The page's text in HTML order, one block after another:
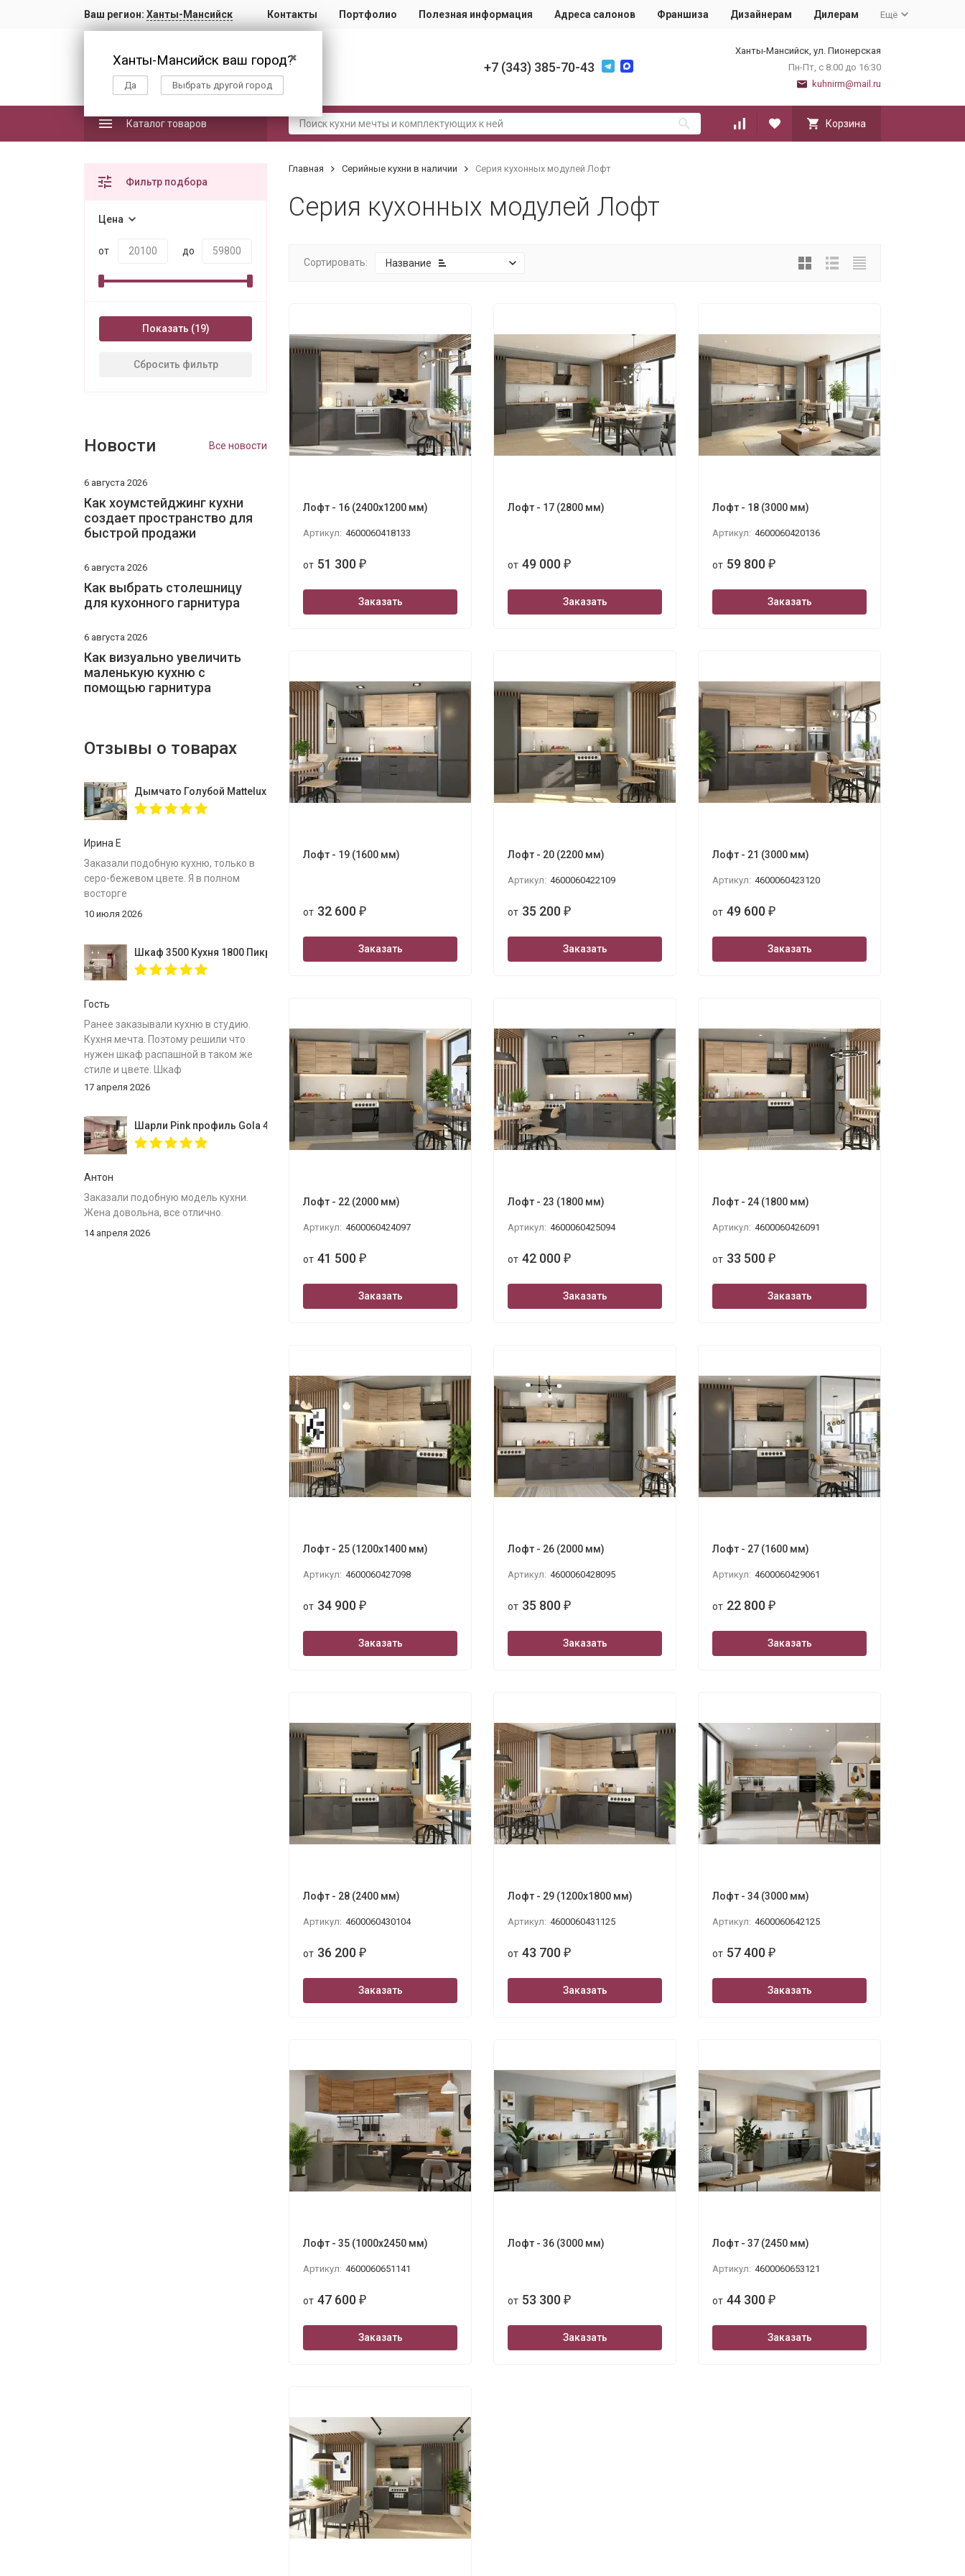
Ваш регион: Ханты-Мансийск
✖
Ханты-Мансийск ваш город?
Да Выбрать другой город
Контакты Портфолио Полезная информация Адреса салонов Франшиза Дизайнерам Дилерам Ещё
+7 (343) 385-70-43
Ханты-Мансийск, ул. Пионерская
Пн-Пт, с 8:00 до 16:30
kuhnirm@mail.ru
Каталог товаров Корзина
Главная Серийные кухни в наличии Серия кухонных модулей Лофт
Серия кухонных модулей Лофт
Сортировать: Название
Лофт - 16 (2400х1200 мм)
Артикул: 4600060418133
от 51 300 ₽
Заказать
Лофт - 17 (2800 мм)
от 49 000 ₽
Заказать
Лофт - 18 (3000 мм)
Артикул: 4600060420136
от 59 800 ₽
Заказать
Лофт - 19 (1600 мм)
от 32 600 ₽
Заказать
Лофт - 20 (2200 мм)
Артикул: 4600060422109
от 35 200 ₽
Заказать
Лофт - 21 (3000 мм)
Артикул: 4600060423120
от 49 600 ₽
Заказать
Лофт - 22 (2000 мм)
Артикул: 4600060424097
от 41 500 ₽
Заказать
Лофт - 23 (1800 мм)
Артикул: 4600060425094
от 42 000 ₽
Заказать
Лофт - 24 (1800 мм)
Артикул: 4600060426091
от 33 500 ₽
Заказать
Лофт - 25 (1200х1400 мм)
Артикул: 4600060427098
от 34 900 ₽
Заказать
Лофт - 26 (2000 мм)
Артикул: 4600060428095
от 35 800 ₽
Заказать
Лофт - 27 (1600 мм)
Артикул: 4600060429061
от 22 800 ₽
Заказать
Лофт - 28 (2400 мм)
Артикул: 4600060430104
от 36 200 ₽
Заказать
Лофт - 29 (1200х1800 мм)
Артикул: 4600060431125
от 43 700 ₽
Заказать
Лофт - 34 (3000 мм)
Артикул: 4600060642125
от 57 400 ₽
Заказать
Лофт - 35 (1000х2450 мм)
Артикул: 4600060651141
от 47 600 ₽
Заказать
Лофт - 36 (3000 мм)
от 53 300 ₽
Заказать
Лофт - 37 (2450 мм)
Артикул: 4600060653121
от 44 300 ₽
Заказать
Фильтр подбора
Цена
от до
Показать
Сбросить фильтр
Новости Все новости
6 августа 2026
Как хоумстейджинг кухни
создает пространство для
быстрой продажи
6 августа 2026
Как выбрать столешницу
для кухонного гарнитура
6 августа 2026
Как визуально увеличить
маленькую кухню с
помощью гарнитура
Отзывы о товарах
Дымчато Голубой Mattelux профиль Gola 3280х2400
Ирина Е
Заказали подобную кухню, только в
серо-бежевом цвете. Я в полном
восторге
10 июля 2026
Шкаф 3500 Кухня 1800 Пикрит
Гость
Ранее заказывали кухню в студию.
Кухня мечта. Поэтому решили что
нужен шкаф распашной в таком же
стиле и цвете. Шкаф
собрали,инструкция
срок.Спасибо за вместительный
шкаф.
17 апреля 2026
Шарли Pink профиль Gola 4000
Антон
Заказали подобную модель кухни.
Жена довольна, все отлично.
14 апреля 2026